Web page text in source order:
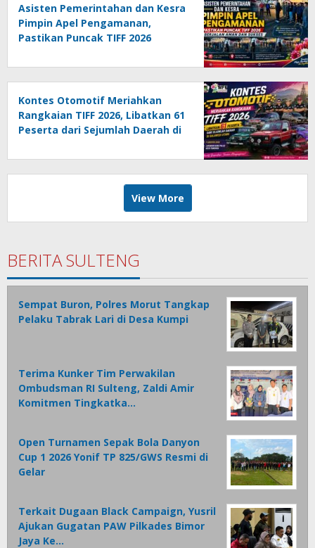
Asisten Pemerintahan dan Kesra
Pimpin Apel Pengamanan,
Pastikan Puncak TIFF 2026
Kontes Otomotif Meriahkan
Rangkaian TIFF 2026, Libatkan 61
Peserta dari Sejumlah Daerah di
View More
BERITA SULTENG
Sempat Buron, Polres Morut Tangkap
Pelaku Tabrak Lari di Desa Kumpi
Terima Kunker Tim Perwakilan
Ombudsman RI Sulteng, Zaldi Amir
Komitmen Tingkatka…
Open Turnamen Sepak Bola Danyon
Cup 1 2026 Yonif TP 825/GWS Resmi di
Gelar
Terkait Dugaan Black Campaign, Yusril
Ajukan Gugatan PAW Pilkades Bimor
Jaya Ke…